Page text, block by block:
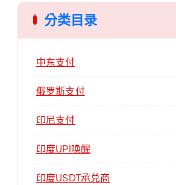
分类目录
中东支付
俄罗斯支付
印尼支付
印度UPI唤醒
印度USDT承兑商